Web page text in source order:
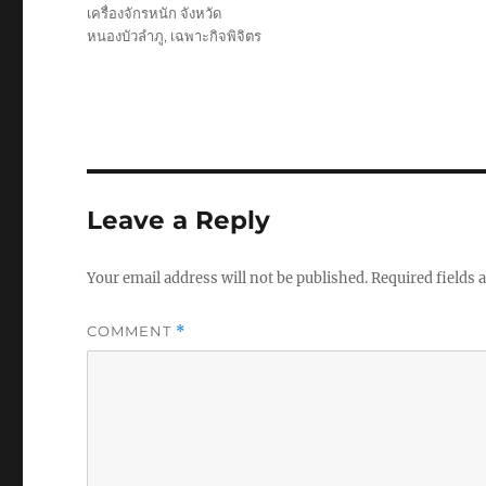
เครื่องจักรหนัก จังหวัด
หนองบัวลำภู, เฉพาะกิจพิจิตร
Leave a Reply
Your email address will not be published.Required fields
COMMENT *